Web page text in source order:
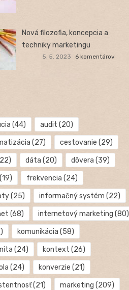
Nová filozofia, koncepcia a
techniky marketingu
5. 5. 2023 6 komentárov
(44) audit (20)
(27) cestovanie (29)
dáta (20) dôvera (39)
(19) frekvencia (24)
(25) informačný systém (22)
(68) internetový marketing (80)
komunikácia (58)
(24) kontext (26)
(24) konverzie (21)
(21) marketing (209)